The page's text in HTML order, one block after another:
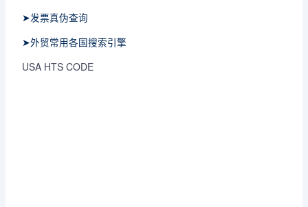
➤发票真伪查询
➤外贸常用各国搜索引擎
USA HTS CODE